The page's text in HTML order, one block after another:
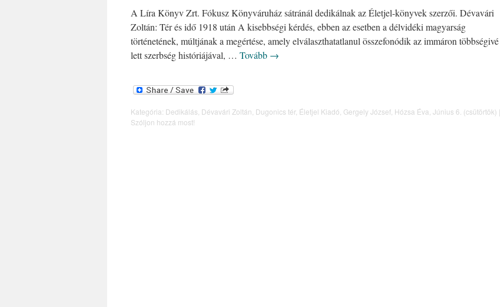
A Líra Könyv Zrt. Fókusz Könyváruház sátránál dedikálnak az Életjel-könyvek szerzői. Dévavári
Zoltán: Tér és idő 1918 után A kisebbségi kérdés, ebben az esetben a délvidéki magyarság
történetének, múltjának a megértése, amely elválaszthatatlanul összefonódik az immáron többségivé
lett szerbség históriájával, … Tovább →
Kategória: Dedikálás Dévavári Zoltán Dugonics tér, Életjel Kiadó Gergely József Hózsa Éva Június 6. (csütörtök) |
Szóljon hozzá most!